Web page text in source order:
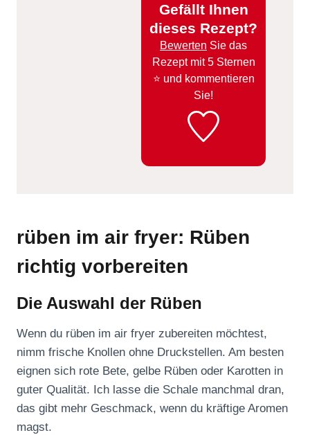
Gefällt Ihnen
dieses Rezept?
Bewerten Sie das
Rezept mit 5 Sternen
⭐️ und kommentieren
Sie!
rüben im air fryer: Rüben
richtig vorbereiten
Die Auswahl der Rüben
Wenn du rüben im air fryer zubereiten möchtest,
nimm frische Knollen ohne Druckstellen. Am besten
eignen sich rote Bete, gelbe Rüben oder Karotten in
guter Qualität. Ich lasse die Schale manchmal dran,
das gibt mehr Geschmack, wenn du kräftige Aromen
magst.